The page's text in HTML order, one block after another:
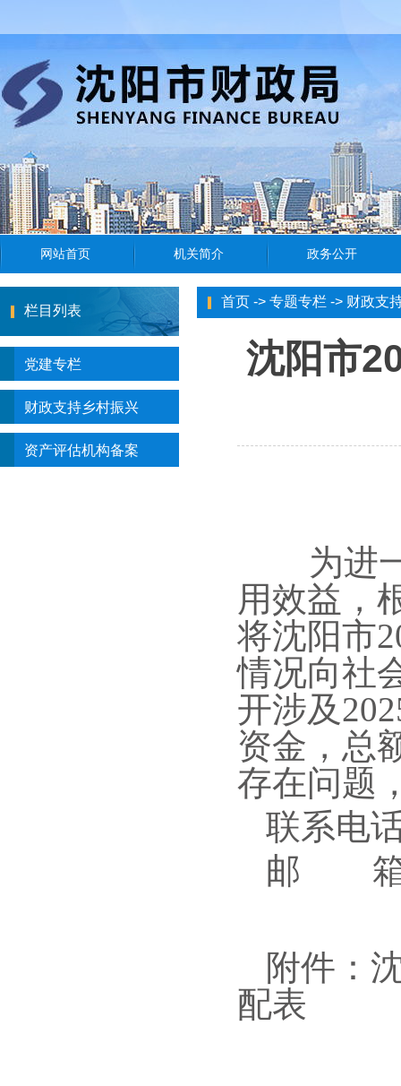
栏目列表
党建专栏
财政支持乡村振兴
资产评估机构备案
首页 -> 专题专栏 -> 财政支
沈阳市
为进一
用效益，
将沈阳市
情况向社
开涉及
资金，总
存在问题
联系电
邮 箱
附件：
配表